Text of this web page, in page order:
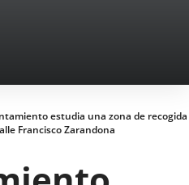
estudia una zona de recogida
Francisco Zarandona